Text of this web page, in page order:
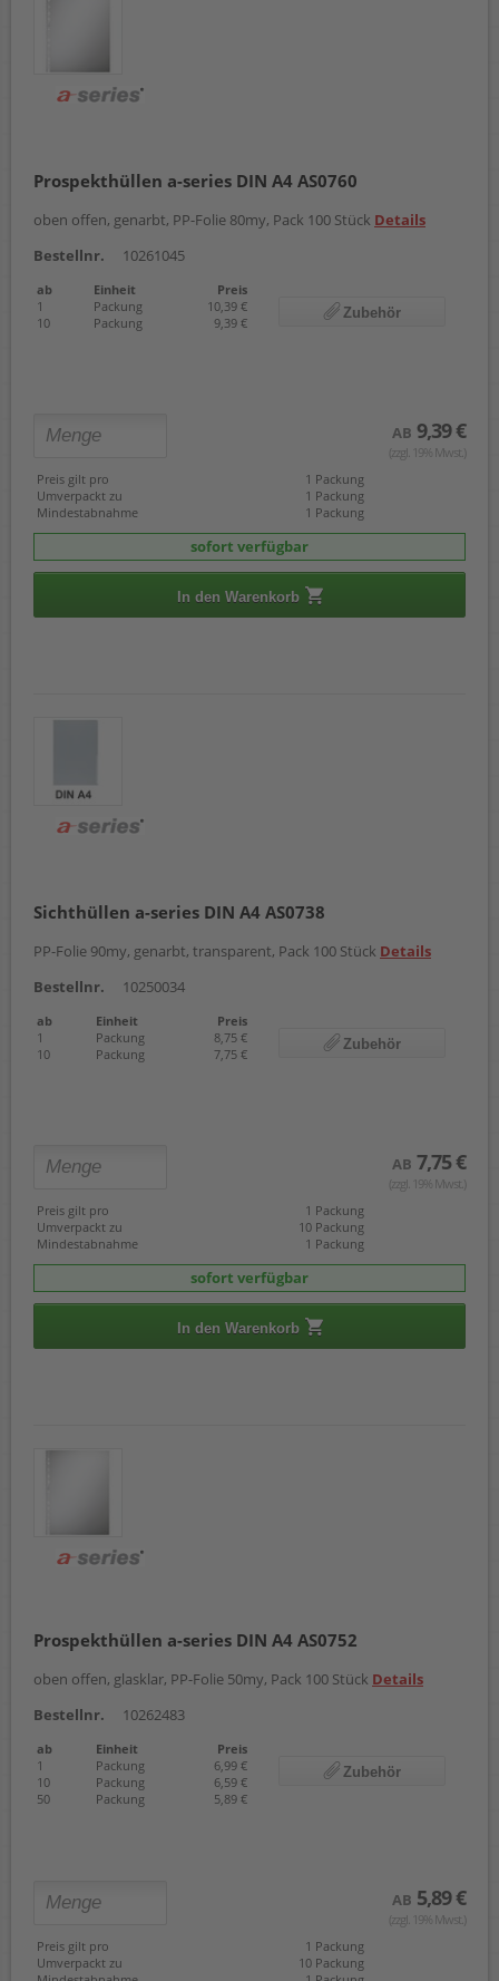
Prospekthüllen a-series DIN A4 AS0760
oben offen, genarbt, PP-Folie 80my, Pack 100 Stück Details
Bestellnr.
10261045
ab Einheit
Preis
1
Packung
10,39 €
10
Packung 9,39 €
Zubehör
AB 9,39 €
(zzgl. 19% Mwst.)
Preis gilt pro
1 Packung
Umverpackt zu
1 Packung
Mindestabnahme
1 Packung
sofort verfügbar
In den Warenkorb
Sichthüllen a-series DIN A4 AS0738
PP-Folie 90my, genarbt, transparent, Pack 100 Stück Details
Bestellnr.
10250034
ab Einheit
Preis
1
Packung
8,75 €
10
Packung 7,75 €
Zubehör
AB 7,75 €
(zzgl. 19% Mwst.)
Preis gilt pro
1 Packung
Umverpackt zu
10 Packung
Mindestabnahme
1 Packung
sofort verfügbar
In den Warenkorb
Prospekthüllen a-series DIN A4 AS0752
oben offen, glasklar, PP-Folie 50my, Pack 100 Stück Details
Bestellnr.
10262483
ab Einheit
Preis
1
Packung
6,99 €
10
Packung
6,59 €
50
Packung 5,89 €
Zubehör
AB 5,89 €
(zzgl. 19% Mwst.)
Preis gilt pro
1 Packung
Umverpackt zu
10 Packung